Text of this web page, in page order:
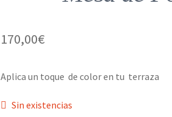
170,00€
Aplica un toque de color en tu terraza
Sin existencias